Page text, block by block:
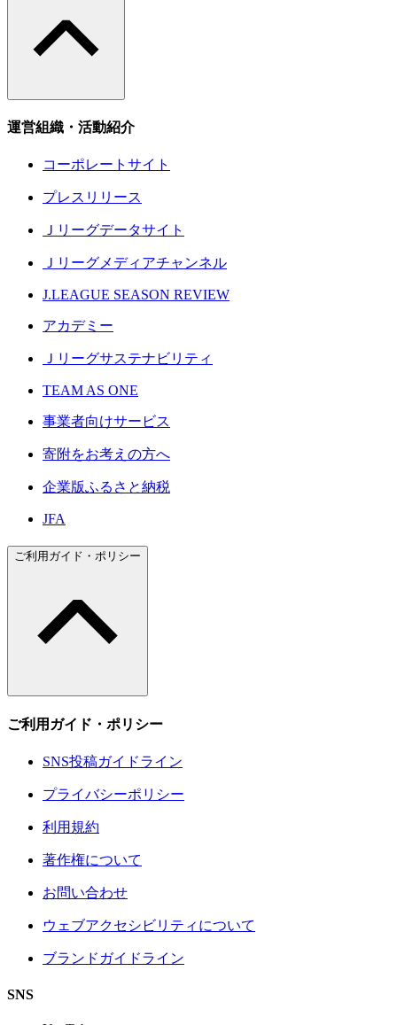
運営組織・活動紹介
コーポレートサイト
プレスリリース
Ｊリーグデータサイト
Ｊリーグメディアチャンネル
J.LEAGUE SEASON REVIEW
アカデミー
Ｊリーグサステナビリティ
TEAM AS ONE
事業者向けサービス
寄附をお考えの方へ
企業版ふるさと納税
JFA
ご利用ガイド・ポリシー
ご利用ガイド・ポリシー
SNS投稿ガイドライン
プライバシーポリシー
利用規約
著作権について
お問い合わせ
ウェブアクセシビリティについて
ブランドガイドライン
SNS